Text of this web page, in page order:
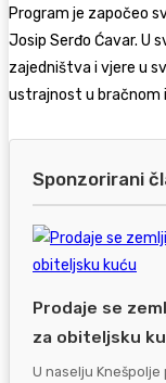
Program je započeo
Josip Serđo Ćavar. U
zajedništva i vjere u
ustrajnost u bračnom
Sponzorirani
Prodaje se
za obiteljsku
U naselju